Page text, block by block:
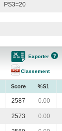
PS3=20
Exporter
Classement
Score %S1
2587 0.00
2573 0.00